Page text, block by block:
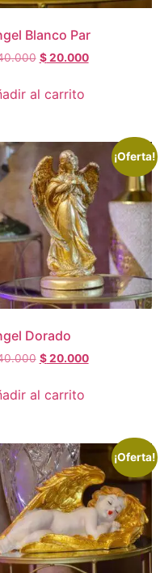
Blanco Par
$20.000
al carrito
¡Oferta!
Dorado
$20.000
al carrito
¡Oferta!